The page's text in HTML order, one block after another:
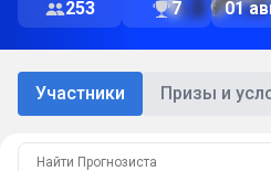
253 7 01
Участники Призы и